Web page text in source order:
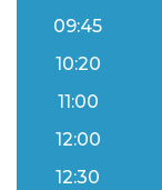
09:45
10:20
11:00
12:00
12:30